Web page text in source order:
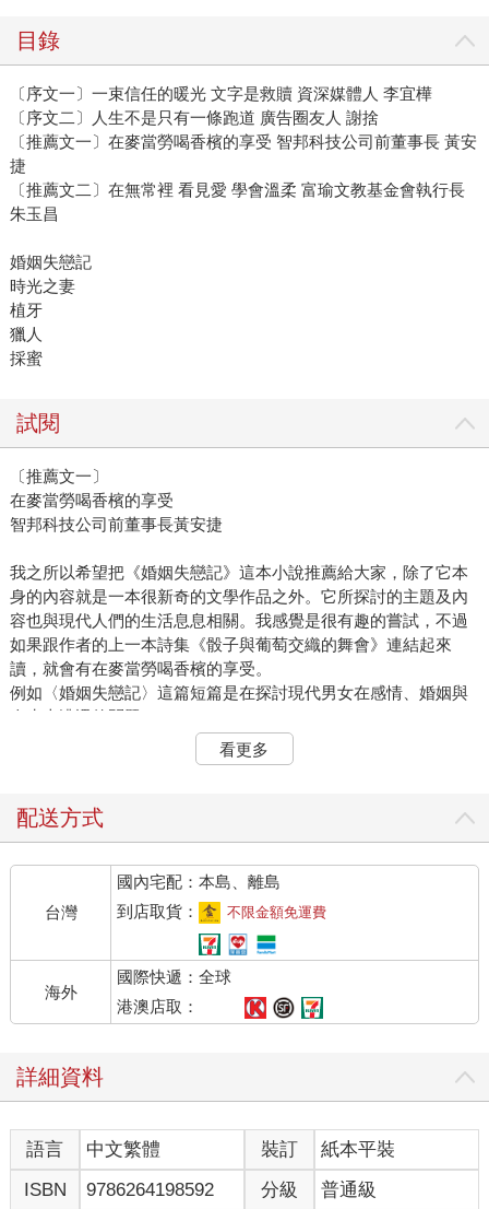
目錄
〔序文一〕一束信任的暖光 文字是救贖 資深媒體人 李宜樺
〔序文二〕人生不是只有一條跑道 廣告圈友人 謝捨
〔推薦文一〕在麥當勞喝香檳的享受 智邦科技公司前董事長 黃安
捷
〔推薦文二〕在無常裡 看見愛 學會溫柔 富瑜文教基金會執行長
朱玉昌
婚姻失戀記
時光之妻
植牙
獵人
採蜜
試閱
〔推薦文一〕
在麥當勞喝香檳的享受
智邦科技公司前董事長黃安捷
我之所以希望把《婚姻失戀記》這本小說推薦給大家，除了它本
身的內容就是一本很新奇的文學作品之外。它所探討的主題及內
容也與現代人們的生活息息相關。我感覺是很有趣的嘗試，不過
如果跟作者的上一本詩集《骰子與葡萄交織的舞會》連結起來
讀，就會有在麥當勞喝香檳的享受。
例如〈婚姻失戀記〉這篇短篇是在探討現代男女在感情、婚姻與
人生上遭遇的問題。
〈植牙〉這篇小說是企圖將人們面對植牙手術的生冷過程，讓它
輕鬆化、活潑化、畫面化與融入豐富趣味性。
圖思索出一條可以相容人與自然並行的思維，並站在動物的角度
〈獵人〉是在描寫現代生產線管理背後的哲學，並延伸提出人生
目標選擇的思考方向。
〈時光之妻〉可說是一部描寫現代男女情欲糾葛的小說，點出情
欲的美麗與哀戚，企圖把肉體之愛昇華為心靈之愛，之中穿插病
痛的折磨而回到現實的生活裡頭，燃燒過後趨於幻滅。
這本小說有幾個特色，容我以一位讀者的角度，將我的讀後感與
大家分享。首先書名《婚姻失戀記》本身已經告訴我們，看似兩
男女情愛小說的詩意化是〈婚姻失戀記〉與〈時光之妻〉兩篇主
要的筆觸與文字構成。
場景的跳痛也在〈婚姻失戀記〉這篇小說中十分明顯地呈現出
來。
頗具隱喻的表達方式是〈獵人〉這篇小說的特殊筆法，在作者的
隱喻之下「工廠管理」可以是各種頗具哲思的思維，管理目標及
看更多
配送方式
台灣
國內宅配：本島、離島
到店取貨：
不限金額免運費
海外
國際快遞：全球
港澳店取：
詳細資料
語言 中文繁體 裝訂
紙本平裝
ISBN
9786264198592 分級 普通級